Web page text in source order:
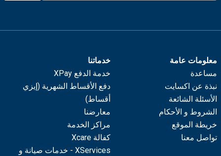
معلومات عامة
مساعدة
نبذة عن اكسايت
الأسئلة الشائعة
الشروط و الأحكام
خريطة الموقع
تواصل معنا
خدماتنا
خدمة الدفع XPay
دفع الأقساط الشهرية (إيزي
أقساط)
معارضنا
مراكز الخدمة
كفالة Xcare
XServices - خدمات صيانة و